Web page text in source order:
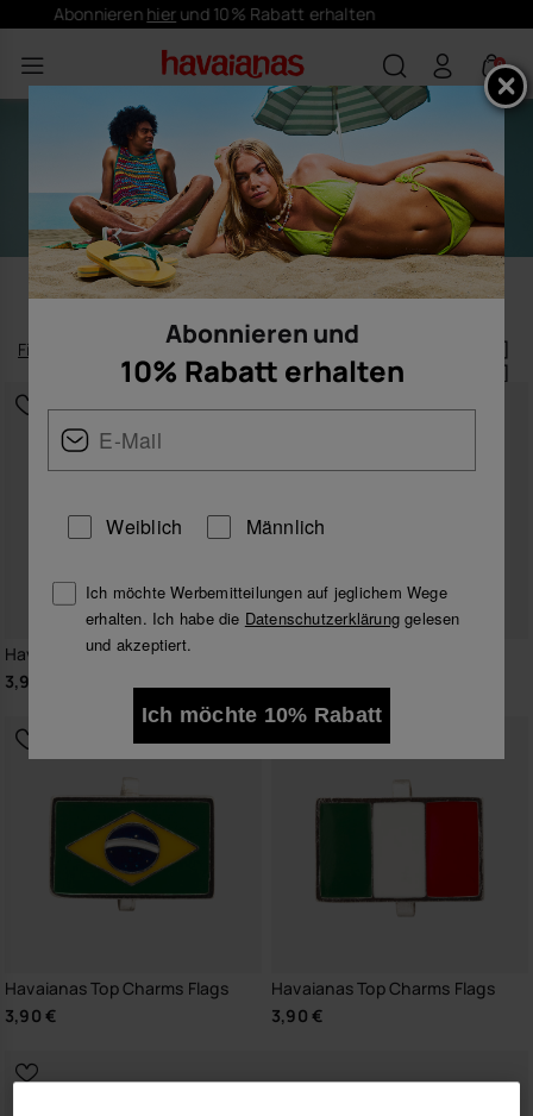
Kostenloser Versand - Ab 50€
0
PERSONALISIERUNG
53
Filtern sortieren
Havaianas Charms Top Starwars
3,90 €
Havaianas Top Charms Flags
3,90 €
Havaianas Top Charms Flags
3,90 €
Abonnieren und
10% Rabatt erhalten
Weiblich Männlich
Ich möchte Werbemitteilungen auf jeglichem Wege
erhalten. Ich habe die Datenschutzerklärung gelesen
und akzeptiert.
Ich möchte 10% Rabatt